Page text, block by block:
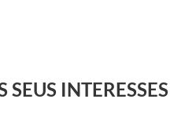
INTERESSES